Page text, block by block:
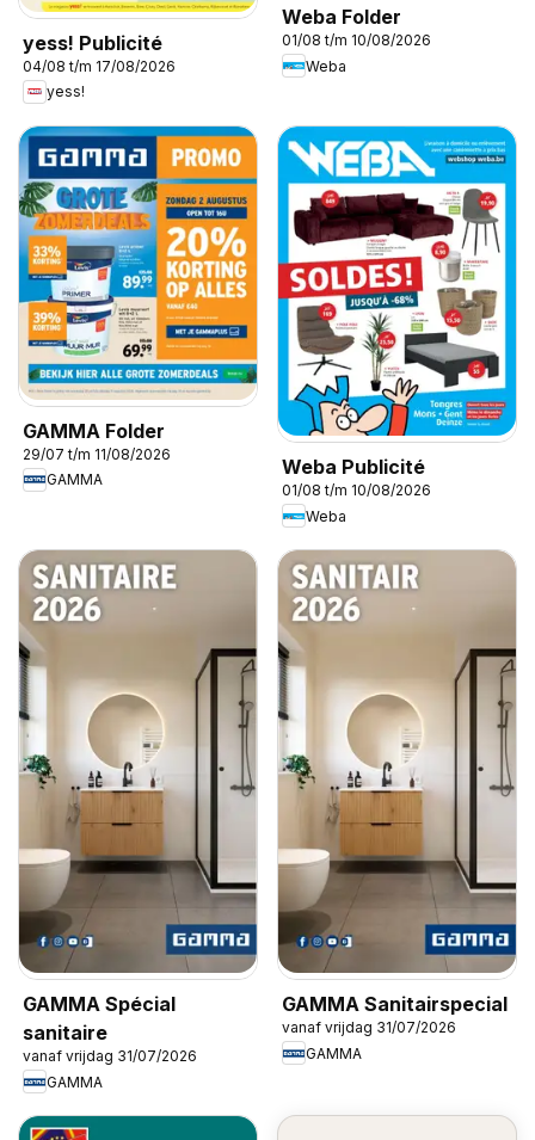
yess! Publicité
04/08 t/m 17/08/2026
yess!
Weba Folder
01/08 t/m 10/08/2026
Weba
GAMMA Folder
29/07 t/m 11/08/2026
GAMMA
Weba Publicité
01/08 t/m 10/08/2026
Weba
GAMMA Spécial
sanitaire
vanaf vrijdag 31/07/2026
GAMMA
GAMMA Sanitairspecial
vanaf vrijdag 31/07/2026
GAMMA